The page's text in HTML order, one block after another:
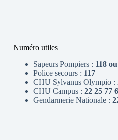
Numéro utiles
Sapeurs Pompiers : 118
Police secours : 117
CHU Sylvanus Olympio :
CHU Campus : 22 25 77
Gendarmerie Nationale :